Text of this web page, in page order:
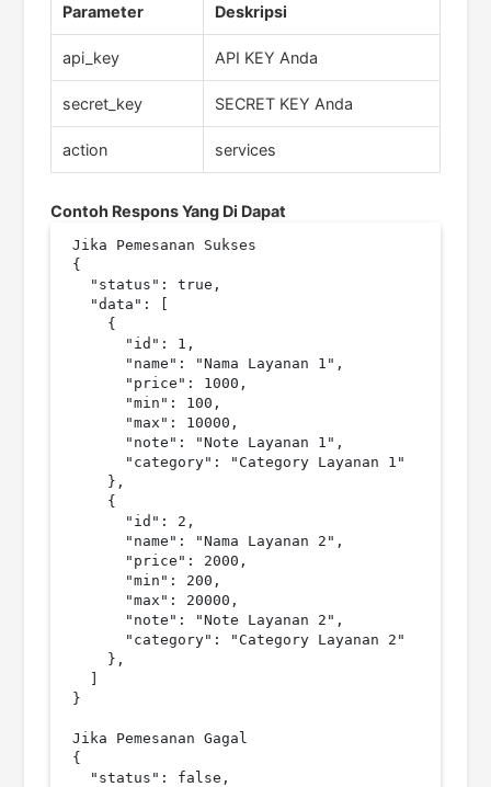
Parameter Deskripsi
api_key API KEY Anda
secret_key SECRET KEY Anda
action services
Contoh Respons Yang Di Dapat
Jika Pemesanan Sukses
{
  "status": true,
  "data": [
    {
      "id": 1,
      "name": "Nama Layanan 1",
      "price": 1000,
      "min": 100,
      "max": 10000,
      "note": "Note Layanan 1",
      "category": "Category Layanan 1"
    },
    {
      "id": 2,
      "name": "Nama Layanan 2",
      "price": 2000,
      "min": 200,
      "max": 20000,
      "note": "Note Layanan 2",
      "category": "Category Layanan 2"
    },
  ]
}
Jika Pemesanan Gagal
{
  "status": false,